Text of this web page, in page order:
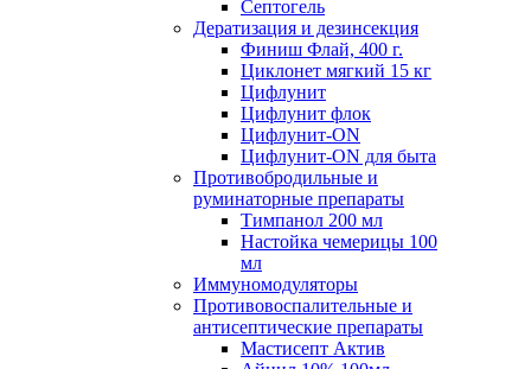
Септогель
Дератизация и дезинсекция
Финиш Флай, 400 г.
Циклонет мягкий 15 кг
Цифлунит
Цифлунит флок
Цифлунит-ON
Цифлунит-ON для быта
Противобродильные и
руминаторные препараты
Тимпанол 200 мл
Настойка чемерицы 100
мл
Иммуномодуляторы
Противовоспалительные и
антисептические препараты
Мастисепт Актив